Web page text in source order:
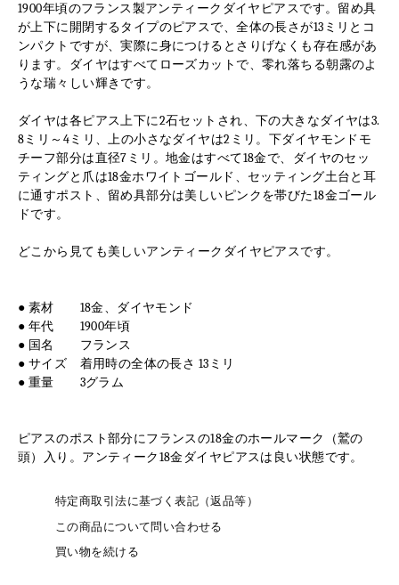
1900年頃のフランス製アンティークダイヤピアスです。留め具
が上下に開閉するタイプのピアスで、全体の長さが13ミリとコ
ンパクトですが、実際に身につけるとさりげなくも存在感があ
ります。ダイヤはすべてローズカットで、零れ落ちる朝露のよ
うな瑞々しい輝きです。
ダイヤは各ピアス上下に2石セットされ、下の大きなダイヤは3.
8ミリ～4ミリ、上の小さなダイヤは2ミリ。下ダイヤモンドモ
チーフ部分は直径7ミリ。地金はすべて18金で、ダイヤのセッ
ティングと爪は18金ホワイトゴールド、セッティング土台と耳
に通すポスト、留め具部分は美しいピンクを帯びた18金ゴール
ドです。
どこから見ても美しいアンティークダイヤピアスです。
● 素材 18金、ダイヤモンド
● 年代 1900年頃
● 国名 フランス
● サイズ 着用時の全体の長さ 13ミリ
● 重量 3グラム
ピアスのポスト部分にフランスの18金のホールマーク（鷲の
頭）入り。アンティーク18金ダイヤピアスは良い状態です。
特定商取引法に基づく表記（返品等）
この商品について問い合わせる
買い物を続ける